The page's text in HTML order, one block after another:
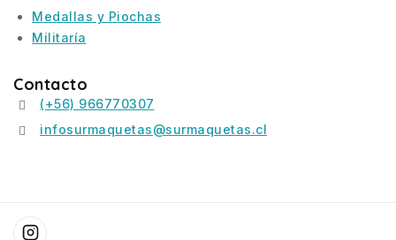
Medallas y Piochas
Militaría
Contacto
(+56) 966770307
infosurmaquetas@surmaquetas.cl